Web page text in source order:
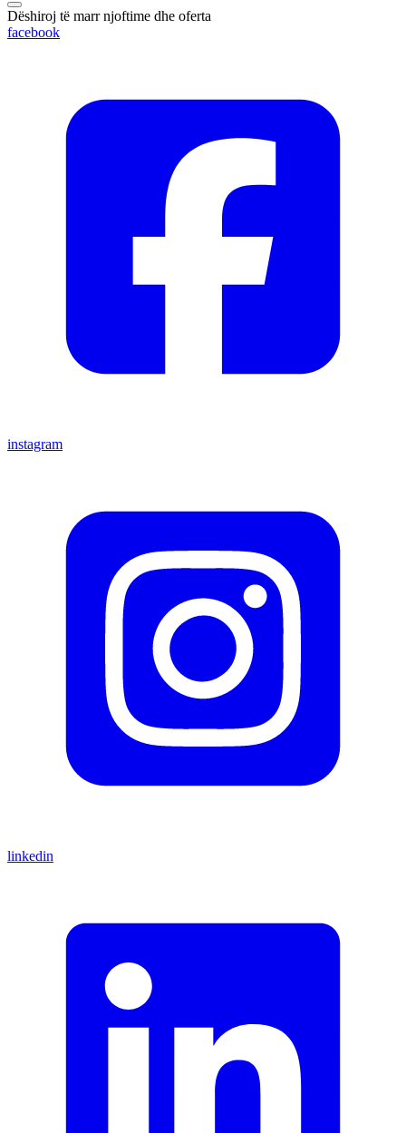
Dëshiroj të marr njoftime dhe oferta
facebook
instagram
linkedin